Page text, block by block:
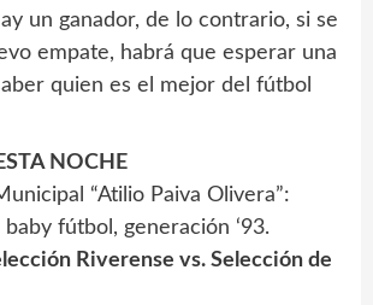
un ganador, de lo contrario, si se
empate, habrá que esperar una
quien es el mejor del fútbol
NOCHE
“Atilio Paiva Olivera”:
baby fútbol, generación ‘93.
Riverense vs. Selección de